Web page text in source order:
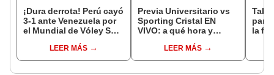
¡Dura derrota! Perú cayó
3-1 ante Venezuela por
el Mundial de Vóley Sub
LEER MÁS
Previa Universitario vs
Sporting Cristal EN
VIVO: a qué hora y
hoy por el Torneo
Clausura de la Liga 1
LEER MÁS
la